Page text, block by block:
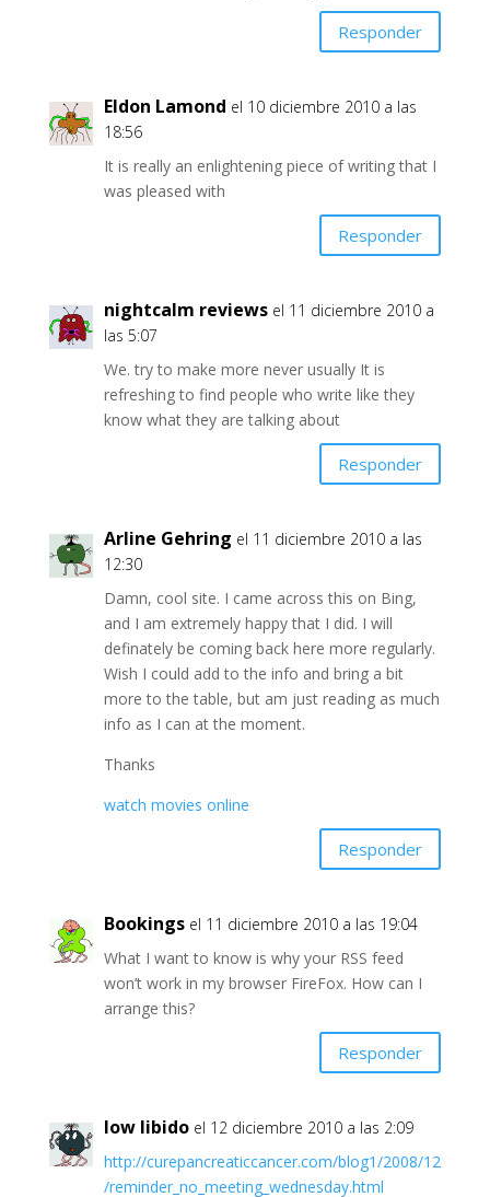
Responder
Eldon Lamond el 10 diciembre 2010 a las
18:56
It is really an enlightening piece of writing that I
was pleased with
Responder
nightcalm reviews el 11 diciembre 2010 a
las 5:07
We. try to make more never usually It is
refreshing to find people who write like they
know what they are talking about
Responder
Arline Gehring el 11 diciembre 2010 a las
12:30
Damn, cool site. I came across this on Bing,
and I am extremely happy that I did. I will
definately be coming back here more regularly.
Wish I could add to the info and bring a bit
more to the table, but am just reading as much
info as I can at the moment.
Thanks
watch movies online
Responder
Bookings el 11 diciembre 2010 a las 19:04
What I want to know is why your RSS feed
won’t work in my browser FireFox. How can I
arrange this?
Responder
low libido el 12 diciembre 2010 a las 2:09
http://curepancreaticcancer.com/blog1/2008/12
/reminder_no_meeting_wednesday.html